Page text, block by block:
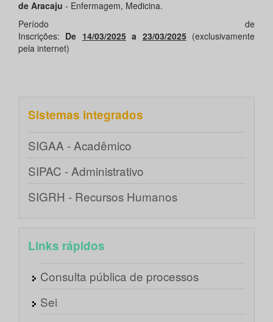
de Aracaju - Enfermagem, Medicina.
Período de
Inscrições: De 14/03/2025a 23/03/2025 (exclusivamente
pela internet)
Sistemas integrados
SIGAA - Acadêmico
SIPAC - Administrativo
SIGRH - Recursos Humanos
Links rápidos
Consulta pública de processos
Sei